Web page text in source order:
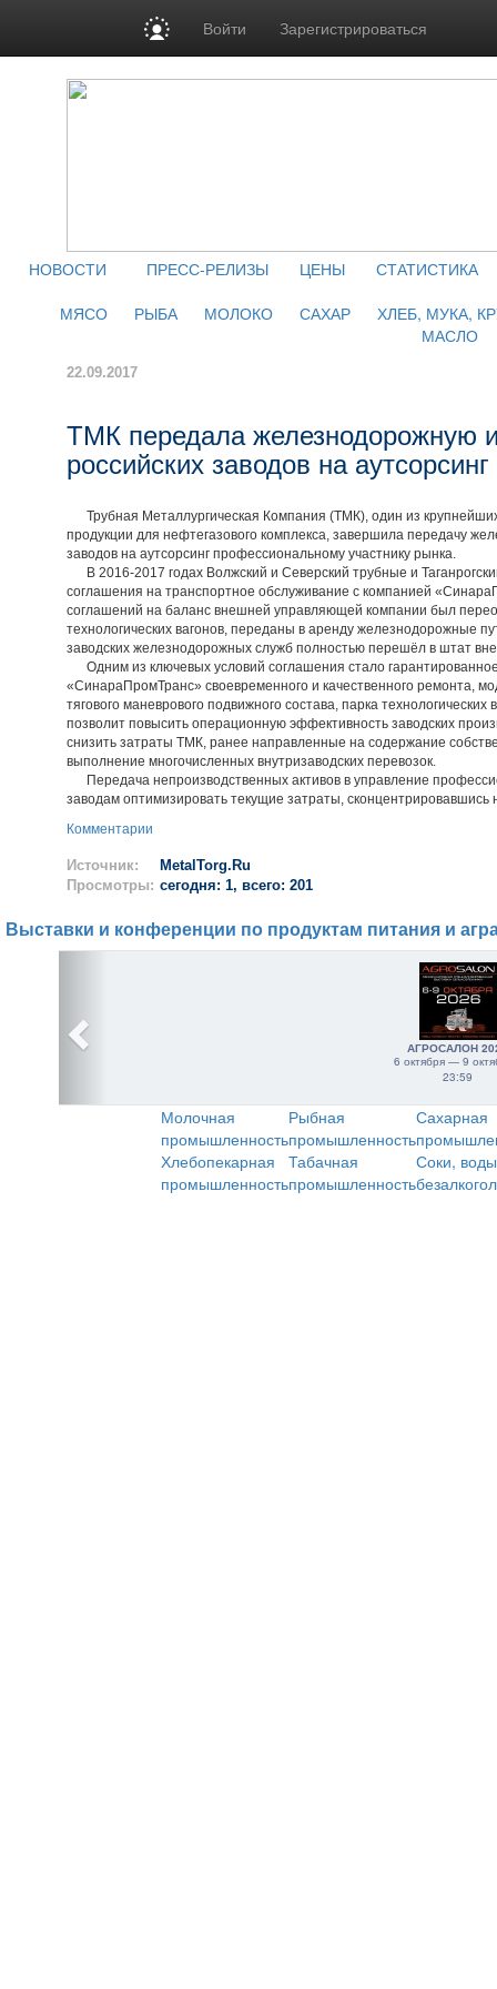
Войти Зарегистрироваться
НОВОСТИ ПРЕСС-РЕЛИЗЫ ЦЕНЫ
СТАТИСТИКА
МЯСО
РЫБА МОЛОКО САХАР
ХЛЕБ, МУКА,
МАСЛО
22.09.2017
ТМК передала железнодорожную
российских заводов на аутсорсинг
Трубная Металлургическая Компания (ТМК), один из
продукции для нефтегазового комплекса, завершила передачу
заводов на аутсорсинг профессиональному участнику рынка.
В 2016-2017 годах Волжский и Северский трубные и
соглашения на транспортное обслуживание с компанией
соглашений на баланс внешней управляющей компании был
технологических вагонов, переданы в аренду железнодорожные
заводских железнодорожных служб полностью перешёл в штат
Одним из ключевых условий соглашения стало
«СинараПромТранс» своевременного и качественного ремонта,
тягового маневрового подвижного состава, парка технологических
позволит повысить операционную эффективность заводских
снизить затраты ТМК, ранее направленные на содержание
выполнение многочисленных внутризаводских перевозок.
Передача непроизводственных активов в управление
заводам оптимизировать текущие затраты,
Комментарии
Источник:
MetalTorg.Ru
Просмотры: сегодня: 1, всего: 201
Выставки и конференции по продуктам питания и
АГРОСАЛОН
6 октября — 9
23:59
Молочная
промышленность
Рыбная
промышленность
Сахарная
Хлебопекарная
промышленность
Табачная
промышленность
Соки,